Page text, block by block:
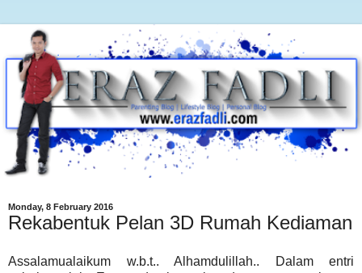
Monday, 8 February 2016
Rekabentuk Pelan 3D Rumah Kediaman
Assalamualaikum w.b.t.. Alhamdulillah.. Dalam entri